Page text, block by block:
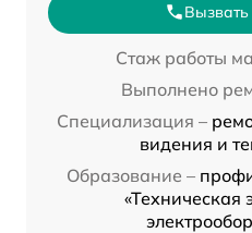
Вызвать
Стаж работы
Выполнено
Специализация –
видения и
Образование –
«Техническая